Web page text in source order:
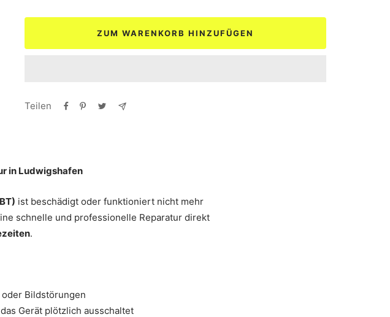
ZUM WARENKORB HINZUFÜGEN
Teilen
in Ludwigshafen
ist beschädigt oder funktioniert nicht mehr
schnelle und professionelle Reparatur direkt
.
Bildstörungen
Gerät plötzlich ausschaltet